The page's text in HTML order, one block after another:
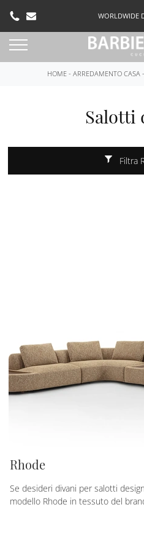
WORLDWIDE
HOME - ARREDAMENTO CASA -
Salotti
Filtra
Rhode
Se desideri divani per salotti
modello Rhode in tessuto del